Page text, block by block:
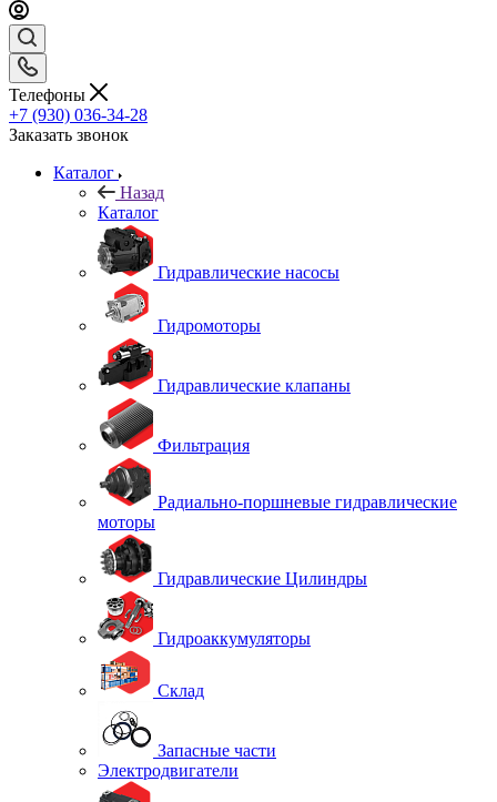
Телефоны
+7 (930) 036-34-28
Заказать звонок
Каталог
Назад
Каталог
Гидравлические насосы
Гидромоторы
Гидравлические клапаны
Фильтрация
Радиально-поршневые гидравлические
моторы
Гидравлические Цилиндры
Гидроаккумуляторы
Склад
Запасные части
Электродвигатели